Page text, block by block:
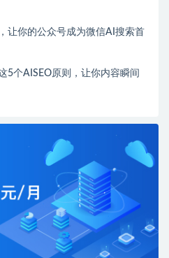
让你的公众号成为微信AI搜索首
5个AISEO原则，让你内容瞬间